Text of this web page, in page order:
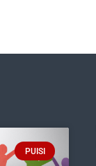
PUISI